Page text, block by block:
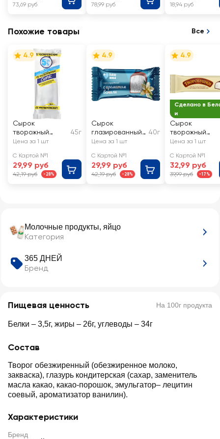
Молочные продукты, яйцо
Категория
365 ДНЕЙ
Бренд
Пищевая ценность На 100г продукта
Белки – 3,5г, жиры – 26г, углеводы – 34г
Состав
Творог обезжиренный (обезжиренное молоко,
закваска), глазурь кондитерская (сахар, заменитель
масла какао, какао-порошок, эмульгатор– лецитин
соевый, ароматизатор ванилин).
Характеристики
Бренд
73,69 руб 78,99 руб
змж
18,94 руб
Похожие товары Все
4.9
Сырок
творожный
глазированный
ОРТ Ваниль
Диетический 5%,
без змж
45г
Цена за 1 шт
С Картой №1
29,99 руб
42,19 руб -28%
4.9
Сырок
глазированный
ВЫБОР СЕМЬИ
змж
40г
Цена за 1 шт
С Картой №1
29,99 руб
42,19 руб -28%
Сделано в
и
4.9
Сырок
творожный
глазированный
начинкой
ваниль 20%,
змж
Цена за 1 шт
С Картой №1
32,99 руб
39,99 руб -17%